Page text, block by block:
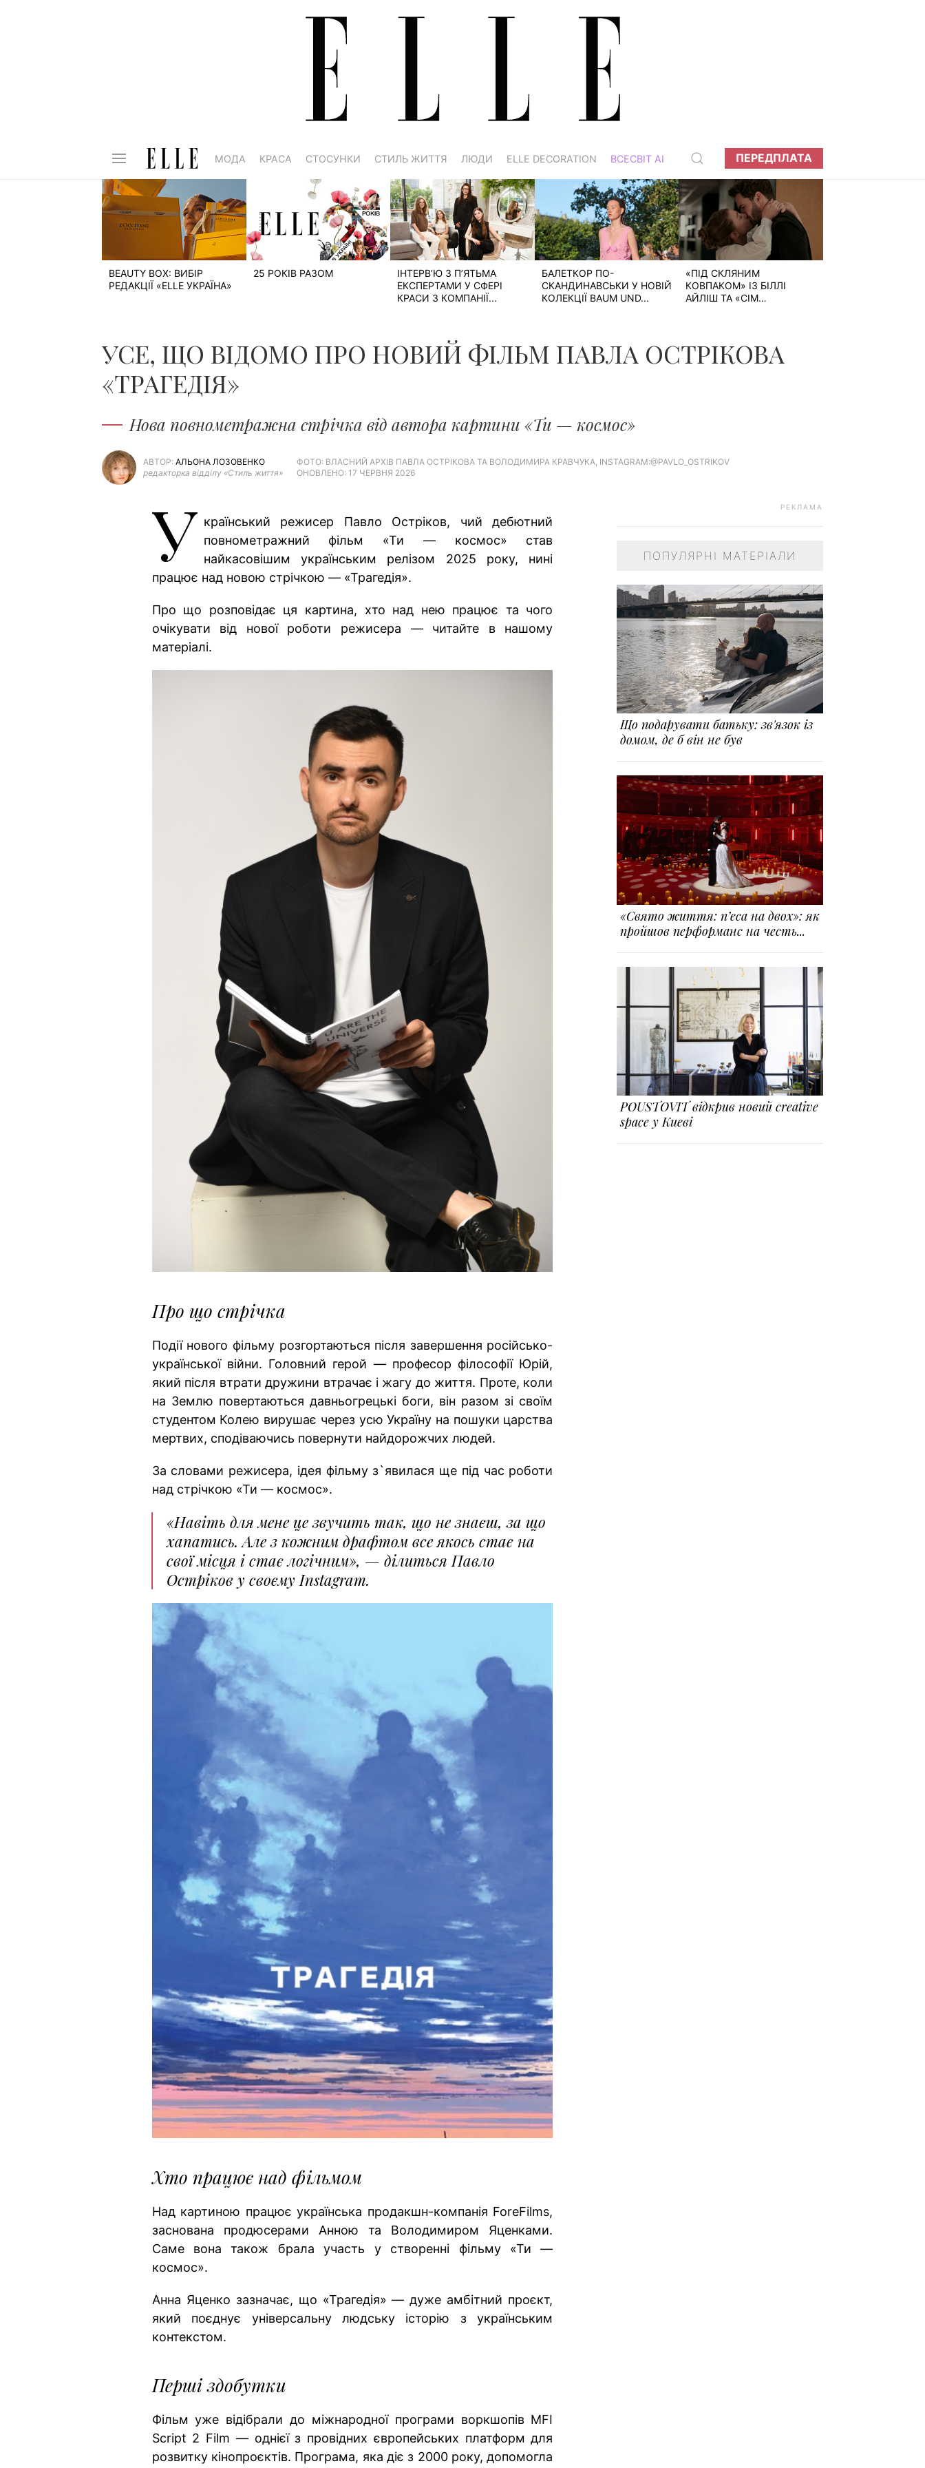
МОДА КРАСА СТОСУНКИ СТИЛЬ ЖИТТЯ ЛЮДИ ELLE DECORATION ВСЕСВІТ АІ ПЕРЕДПЛАТА
BEAUTY BOX: ВИБІР
РЕДАКЦІЇ «ELLE УКРАЇНА»
25 РОКІВ РАЗОМ
ІНТЕРВ’Ю З П’ЯТЬМА
ЕКСПЕРТАМИ У СФЕРІ
КРАСИ З КОМПАНІЇ...
БАЛЕТКОР ПО-
СКАНДИНАВСЬКИ У НОВІЙ
КОЛЕКЦІЇ BAUM UND...
«ПІД СКЛЯНИМ
КОВПАКОМ» ІЗ БІЛЛІ
АЙЛІШ ТА «СІМ
УСЕ, ЩО ВІДОМО ПРО НОВИЙ ФІЛЬМ ПАВЛА ОСТРІКОВА
«ТРАГЕДІЯ»
Нова повнометражна стрічка від автора картини «Ти — космос»
АВТОР: АЛЬОНА ЛОЗОВЕНКО
редакторка відділу «Стиль життя»
ФОТО: ВЛАСНИЙ АРХІВ ПАВЛА ОСТРІКОВА ТА ВОЛОДИМИРА КРАВЧУКА, ​​​​​​​​​​​​​​INSTAGRAM:@PAVLO_OSTRIKOV
ОНОВЛЕНО: 17 ЧЕРВНЯ 2026
У країнський режисер Павло Остріков, чий дебютний
повнометражний фільм «Ти — космос» став
найкасовішим українським релізом 2025 року, нині
працює над новою стрічкою — «Трагедія».
Про що розповідає ця картина, хто над нею працює та чого
очікувати від нової роботи режисера — читайте в нашому
матеріалі.
Про що стрічка
Події нового фільму розгортаються після завершення російсько-
української війни. Головний герой — професор філософії Юрій,
який після втрати дружини втрачає і жагу до життя. Проте, коли
на Землю повертаються давньогрецькі боги, він разом зі своїм
студентом Колею вирушає через усю Україну на пошуки царства
мертвих, сподіваючись повернути найдорожчих людей.
За словами режисера, ідея фільму з`явилася ще під час роботи
над стрічкою «Ти — космос».
«Навіть для мене це звучить так, що не знаєш, за що
хапатись. Але з кожним драфтом все якось стає на
свої місця і стає логічним», — ділиться Павло
Остріков у своєму Instagram.
Хто працює над фільмом
Над картиною працює українська продакшн-компанія ForeFilms,
заснована продюсерами Анною та Володимиром Яценками.
Саме вона також брала участь у створенні фільму «Ти —
космос».
Анна Яценко зазначає, що «Трагедія» — дуже амбітний проєкт,
який поєднує універсальну людську історію з українським
контекстом.
Перші здобутки
Фільм уже відібрали до міжнародної програми воркшопів MFI
Script 2 Film — однієї з провідних європейських платформ для
розвитку кінопроєктів. Програма, яка діє з 2000 року, допомогла
РЕКЛАМА
ПОПУЛЯРНІ МАТЕРІАЛИ
Що подарувати батьку: зв'язок із
домом, де б він не був
«Свято життя: п’єса на двох»: як
пройшов перформанс на честь...
POUSTOVIT відкрив новий creative
space у Києві